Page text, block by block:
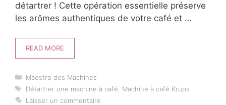
détartrer ! Cette opération essentielle préserve
les arômes authentiques de votre café et …
READ MORE
Catégories
Maestro des Machines
Étiquettes
Détartrer une machine à café
Machine à café Krups
Laisser un commentaire